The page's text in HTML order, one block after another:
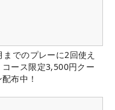
までのプレーに2回使え
コース限定3,500円クー
布中！